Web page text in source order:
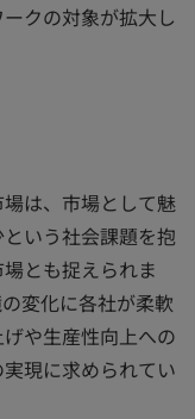
クの対象が拡大し
は、市場として魅
いう社会課題を抱
とも捉えられま
変化に各社が柔軟
や生産性向上への
現に求められてい